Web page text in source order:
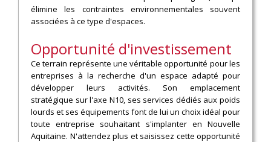
élimine les contraintes environnementales souvent
associées à ce type d'espaces.
Opportunité d'investissement
Ce terrain représente une véritable opportunité pour les
entreprises à la recherche d'un espace adapté pour
développer leurs activités. Son emplacement
stratégique sur l'axe N10, ses services dédiés aux poids
lourds et ses équipements font de lui un choix idéal pour
toute entreprise souhaitant s'implanter en Nouvelle
Aquitaine. N'attendez plus et saisissez cette opportunité